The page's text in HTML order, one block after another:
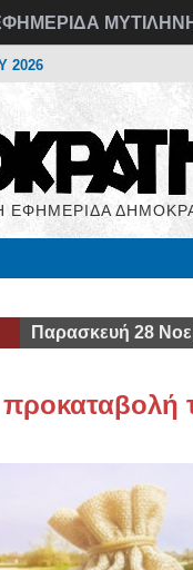
2026
ΕΦΗΜΕΡΙΔΑ
Παρασκευή 28